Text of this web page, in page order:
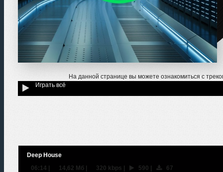
На данной странице вы можете ознакомиться с
Играть всё
Deep House
06:14 | 14,62 Мб | 320 kbps | 590 |
67